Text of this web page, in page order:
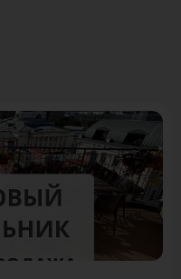
Акция